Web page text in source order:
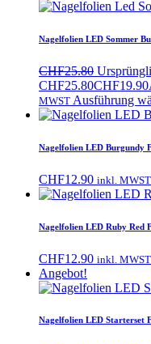
Nagelfolien LED Sommer
CHF25.80
CHF25.80CHF19.90
MWST Ausführung
Nagelfolien LED Burgundy
CHF12.90 inkl. MWST
Nagelfolien LED Ruby Red
CHF12.90 inkl. MWST
Angebot!
Nagelfolien LED Starterset